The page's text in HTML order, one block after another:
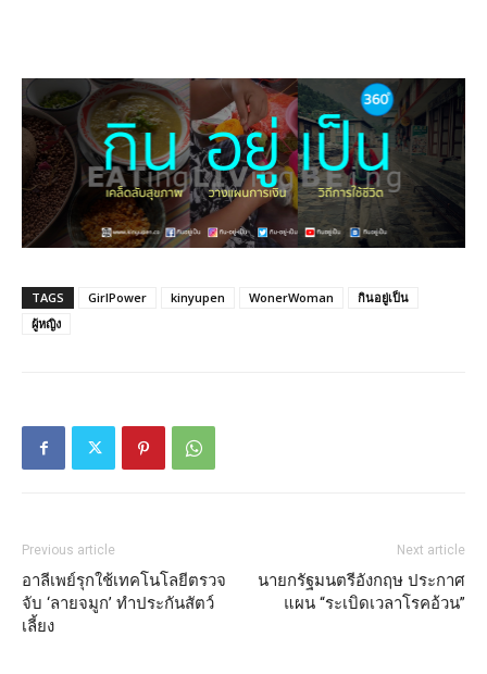
TAGS GirlPower kinyupen WonerWoman
กินอยู่เป็น
ผู้หญิง
Previous article
อาลีเพย์รุกใช้เทคโนโลยีตรวจ
จับ ‘ลายจมูก’ ทำประกันสัตว์
เลี้ยง
Next article
นายกรัฐมนตรีอังกฤษ ประกาศ
แผน “ระเบิดเวลาโรคอ้วน”